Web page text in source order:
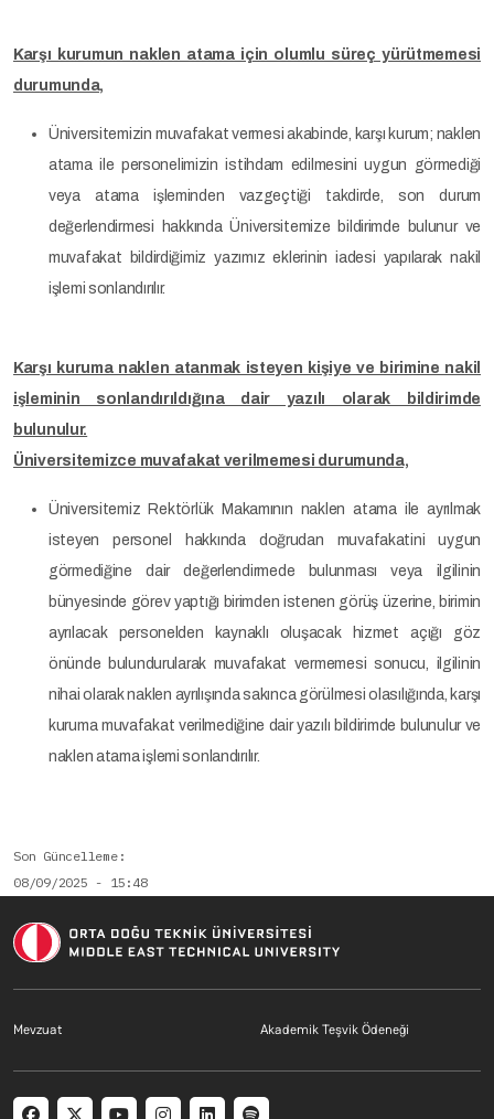
Karşı kurumun naklen atama için olumlu süreç yürütmemesi
durumunda,
Üniversitemizin muvafakat vermesi akabinde, karşı kurum; naklen
atama ile personelimizin istihdam edilmesini uygun görmediği
veya atama işleminden vazgeçtiği takdirde, son durum
değerlendirmesi hakkında Üniversitemize bildirimde bulunur ve
muvafakat bildirdiğimiz yazımız eklerinin iadesi yapılarak nakil
işlemi sonlandırılır.
Karşı kuruma naklen atanmak isteyen kişiye ve birimine nakil
işleminin sonlandırıldığına dair yazılı olarak bildirimde
bulunulur.
Üniversitemizce muvafakat verilmemesi durumunda,
Üniversitemiz Rektörlük Makamının naklen atama ile ayrılmak
isteyen personel hakkında doğrudan muvafakatini uygun
görmediğine dair değerlendirmede bulunması veya ilgilinin
bünyesinde görev yaptığı birimden istenen görüş üzerine, birimin
ayrılacak personelden kaynaklı oluşacak hizmet açığı göz
önünde bulundurularak muvafakat vermemesi sonucu, ilgilinin
nihai olarak naklen ayrılışında sakınca görülmesi olasılığında, karşı
kuruma muvafakat verilmediğine dair yazılı bildirimde bulunulur ve
naklen atama işlemi sonlandırılır.
Son Güncelleme
08/09/2025 - 15:48
Footer menu 2 TR
Mevzuat Footer menu 3
Akademik Teşvik Ödeneği